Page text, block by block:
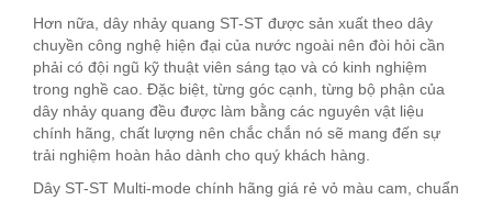
Hơn nữa, dây nhảy quang ST-ST được sản xuất theo dây
chuyền công nghệ hiện đại của nước ngoài nên đòi hỏi cần
phải có đội ngũ kỹ thuật viên sáng tạo và có kinh nghiệm
trong nghề cao. Đặc biệt, từng góc cạnh, từng bộ phận của
dây nhảy quang đều được làm bằng các nguyên vật liệu
chính hãng, chất lượng nên chắc chắn nó sẽ mang đến sự
trải nghiệm hoàn hảo dành cho quý khách hàng.
Dây ST-ST Multi-mode chính hãng giá rẻ vỏ màu cam, chuẩn